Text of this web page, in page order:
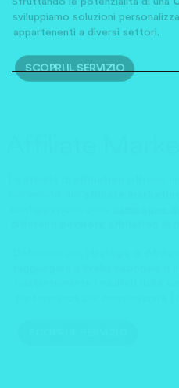
appartenenti a diversi settori.